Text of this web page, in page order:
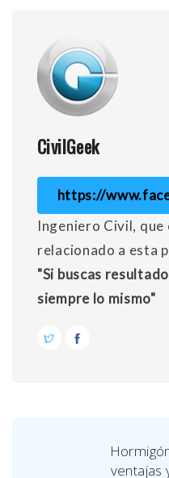
CivilGeek
https://
Ingeniero Civil,
relacionado a esta
"Si buscas
siempre lo mismo"
ventajas